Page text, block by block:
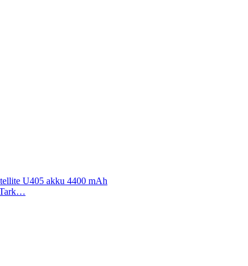
U405 akku 4400 mAh
Tark…